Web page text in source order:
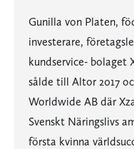
Gunilla von Platen,
investerare,
kundservice- bolaget
sålde till Altor 2017
Worldwide AB där
Svenskt Näringslivs
första kvinna